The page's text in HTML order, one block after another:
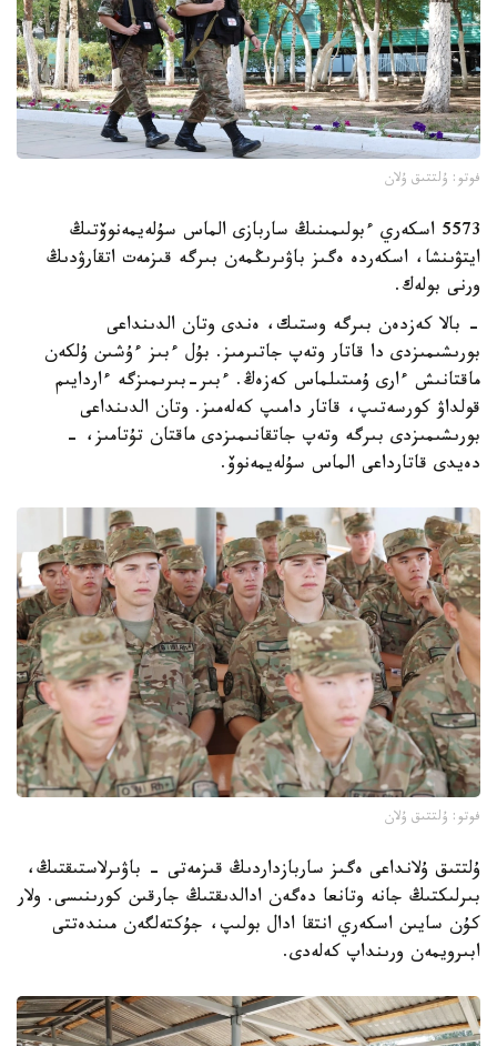
فوتو: ۇلتتىق ۇلان
5573 اسكەري ءبولىمىنىڭ ساربازى الماس سۇلەيمەنوۆتىڭ
ايتۋىنشا، اسكەردە ەگىز باۋىرىڭمەن بىرگە قىزمەت اتقارۋدىڭ
ورنى بولەك.
- بالا كەزدەن بىرگە وستىك، ەندى وتان الدىنداعى
بورىشىمىزدى دا قاتار وتەپ جاتىرمىز. بۇل ءبىز ءۇشىن ۇلكەن
ماقتانىش ءارى ۇمىتىلماس كەزەڭ. ءبىر-بىرىمىزگە ءاردايىم
قولداۋ كورسەتىپ، قاتار دامىپ كەلەمىز. وتان الدىنداعى
بورىشىمىزدى بىرگە وتەپ جاتقانىمىزدى ماقتان تۇتامىز، -
دەيدى قاتارداعى الماس سۇلەيمەنوۆ.
فوتو: ۇلتتىق ۇلان
ۇلتتىق ۇلانداعى ەگىز ساربازداردىڭ قىزمەتى - باۋىرلاستىقتىڭ،
بىرلىكتىڭ جانە وتانعا دەگەن ادالدىقتىڭ جارقىن كورىنىسى. ولار
كۇن سايىن اسكەري انتقا ادال بولىپ، جۇكتەلگەن مىندەتتى
ابىرويمەن ورىنداپ كەلەدى.